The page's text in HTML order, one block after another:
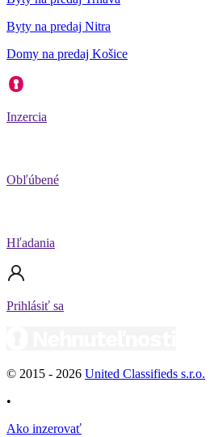
Byty na predaj Nitra
Domy na predaj Košice
Inzercia
Obľúbené
Hľadania
Prihlásiť sa
© 2015 - 2026 United Classifieds s.r.o.
•
Ako inzerovať